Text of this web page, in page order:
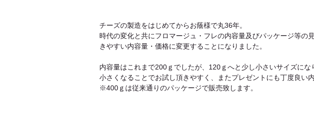
チーズの製造をはじめてからお蔭様で丸36年。
時代の変化と共にフロマージュ・フレの内容量及びパッケージ等の
きやすい内容量・価格に変更することになりました。
内容量はこれまで200ｇでしたが、120ｇへと少し小さいサイズにな
小さくなることでお試し頂きやすく、またプレゼントにも丁度良い内
※400ｇは従来通りのパッケージで販売致します。